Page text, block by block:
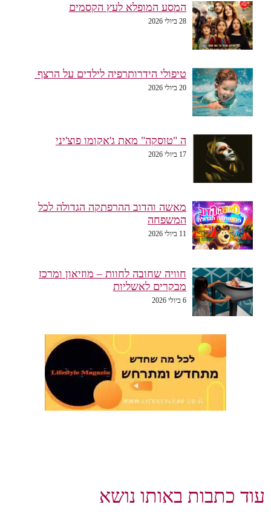
המסע המופלא לעץ הקסמים
28 ביולי 2026
טיפולי הידרותרפיה לילדים על הרצף
20 ביולי 2026
ה "טוסקה" מאת ג'אקומו פוצ'יני
17 ביולי 2026
מאשה והדוב ההרפתקה הגדולה לכל
המשפחה
11 ביולי 2026
חוויה שחובה לחוות – מוזיאון ומרכז
מבקרים לאשליות
6 ביולי 2026
עוד כתבות באותו נושא